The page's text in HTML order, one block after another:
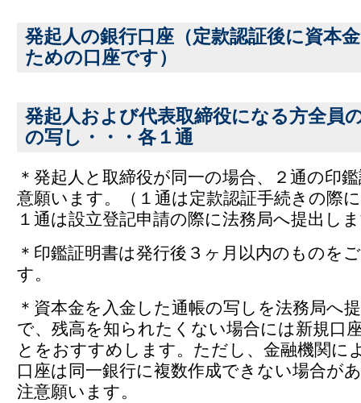
発起人の銀行口座（定款認証後に資本
ための口座です）
発起人および代表取締役になる方全員
の写し・・・各１通
＊発起人と取締役が同一の場合、２通の印
意願います。（１通は定款認証手続きの際
１通は設立登記申請の際に法務局へ提出し
＊印鑑証明書は発行後３ヶ月以内のものを
す。
＊資本金を入金した通帳の写しを法務局へ
で、残高を知られたくない場合には新規口
とをおすすめします。ただし、金融機関に
口座は同一銀行に複数作成できない場合が
注意願います。